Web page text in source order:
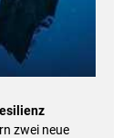
zwei neue